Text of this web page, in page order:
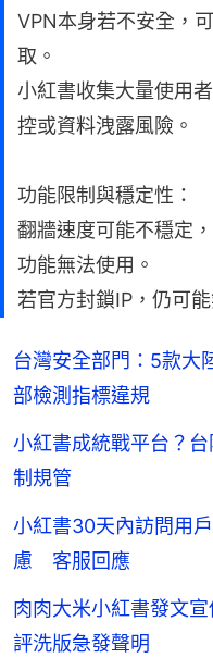
VPN本身若不安全，
取。
小紅書收集大量使用
控或資料洩露風險。
功能限制與穩定性：
翻牆速度可能不穩定
功能無法使用。
若官方封鎖IP，仍可能
台灣安全部門：5款
部檢測指標違規
小紅書成統戰平台？
制規管
小紅書30天內訪問用
慮 客服回應
肉肉大米小紅書發文
評洗版急發聲明